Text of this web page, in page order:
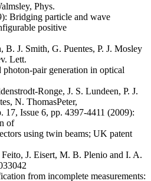
Phys.
Bridging particle and wave
positive
B. J. Smith, G. Puentes, P. J. Mosley
Lett.
pair generation in optical
Ronge, J. S. Lundeen, P. J.
N. ThomasPeter,
Issue 6, pp. 4397-4411 (2009):
of
using twin beams; UK patent
J. Eisert, M. B. Plenio and I. A.
from incomplete measurements: